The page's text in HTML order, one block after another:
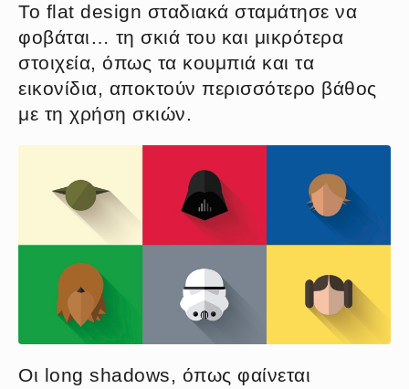
Το flat design σταδιακά σταμάτησε να
φοβάται… τη σκιά του και μικρότερα
στοιχεία, όπως τα κουμπιά και τα
εικονίδια, αποκτούν περισσότερο βάθος
με τη χρήση σκιών.
Οι long shadows, όπως φαίνεται